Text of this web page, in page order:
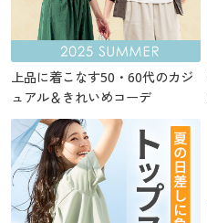
上品に着こなす50・60代のカジ
ュアル＆きれいめコーデ